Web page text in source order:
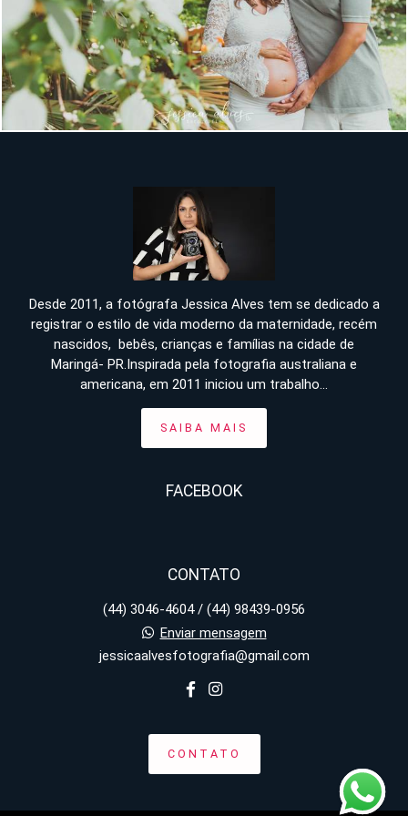
922
Desde 2011, a fotógrafa Jessica Alves tem se dedicado a
registrar o estilo de vida moderno da maternidade, recém
nascidos, bebês, crianças e famílias na cidade de
Maringá- PR.Inspirada pela fotografia australiana e
americana, em 2011 iniciou um trabalho...
SAIBA MAIS
FACEBOOK
CONTATO
(44) 3046-4604 / (44) 98439-0956
Enviar mensagem
jessicaalvesfotografia@gmail.com
CONTATO